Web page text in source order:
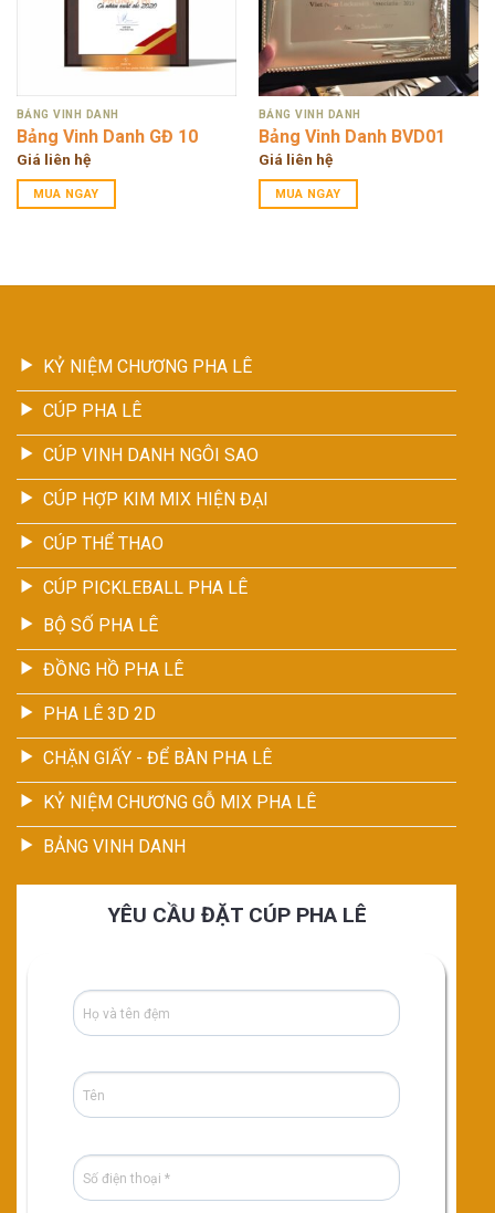
BẢNG VINH DANH
Bảng Vinh Danh GĐ 10
Giá liên hệ
MUA NGAY
BẢNG VINH DANH
Bảng Vinh Danh BVD01
Giá liên hệ
MUA NGAY
KỶ NIỆM CHƯƠNG PHA LÊ
CÚP PHA LÊ
CÚP VINH DANH NGÔI SAO
CÚP HỢP KIM MIX HIỆN ĐẠI
CÚP THỂ THAO
CÚP PICKLEBALL PHA LÊ
BỘ SỐ PHA LÊ
ĐỒNG HỒ PHA LÊ
PHA LÊ 3D 2D
CHẶN GIẤY - ĐỂ BÀN PHA LÊ
KỶ NIỆM CHƯƠNG GỖ MIX PHA LÊ
BẢNG VINH DANH
YÊU CẦU ĐẶT CÚP PHA LÊ